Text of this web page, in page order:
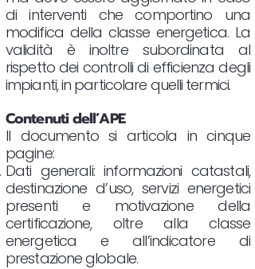
di interventi che comportino una
modifica della classe energetica. La
validità è inoltre subordinata al
rispetto dei controlli di efficienza degli
impianti, in particolare quelli termici.
Contenuti dell’APE
Il documento si articola in cinque
pagine:
Dati generali: informazioni catastali,
destinazione d’uso, servizi energetici
presenti e motivazione della
certificazione, oltre alla classe
energetica e all’indicatore di
prestazione globale.